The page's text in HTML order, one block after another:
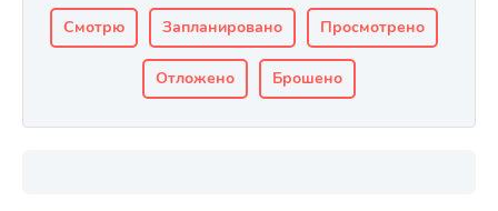
Смотрю Запланировано Просмотрено
Отложено Брошено